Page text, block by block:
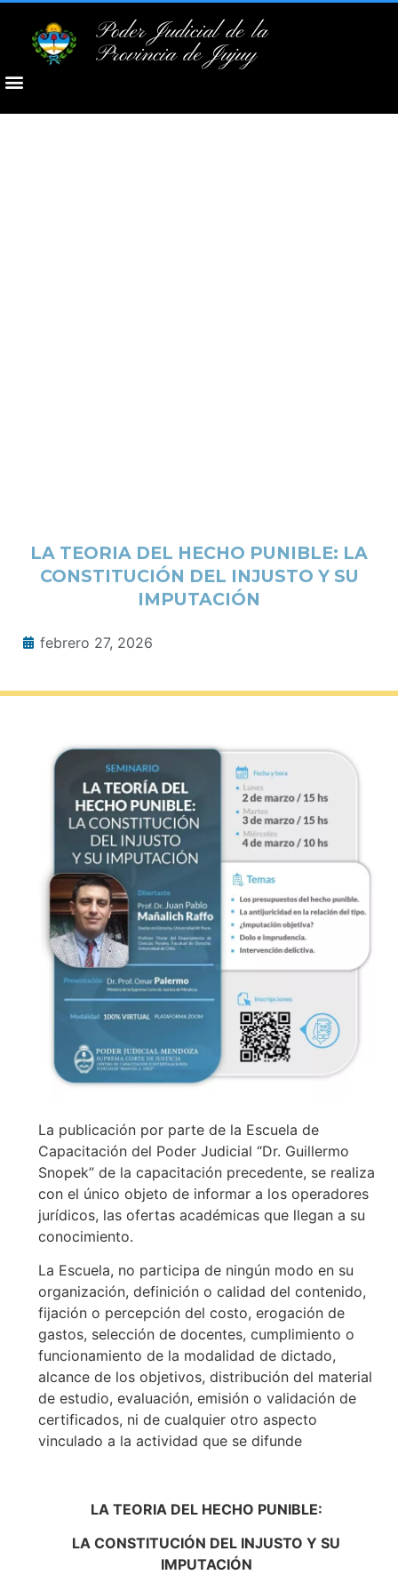
Poder Judicial de la
Provincia de Jujuy
LA TEORIA DEL HECHO PUNIBLE: LA
CONSTITUCIÓN DEL INJUSTO Y SU
IMPUTACIÓN
febrero 27, 2026
La publicación por parte de la Escuela de
Capacitación del Poder Judicial “Dr. Guillermo
Snopek” de la capacitación precedente, se realiza
con el único objeto de informar a los operadores
jurídicos, las ofertas académicas que llegan a su
conocimiento.
La Escuela, no participa de ningún modo en su
organización, definición o calidad del contenido,
fijación o percepción del costo, erogación de
gastos, selección de docentes, cumplimiento o
funcionamiento de la modalidad de dictado,
alcance de los objetivos, distribución del material
de estudio, evaluación, emisión o validación de
certificados, ni de cualquier otro aspecto
vinculado a la actividad que se difunde
LA TEORIA DEL HECHO PUNIBLE:
LA CONSTITUCIÓN DEL INJUSTO Y SU
IMPUTACIÓN